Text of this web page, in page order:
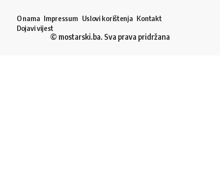
O nama Impressum Uslovi korištenja Kontakt
Dojavi vijest
© mostarski.ba. Sva prava pridržana